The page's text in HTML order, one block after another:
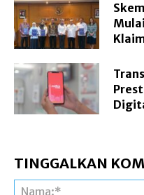
TINGGALKAN